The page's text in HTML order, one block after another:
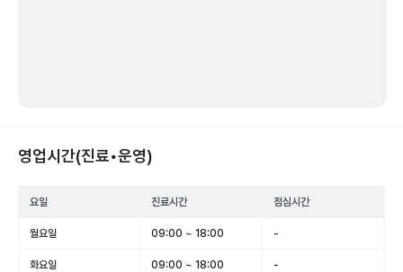
영업시간(진료•운영)
요일 진료시간 점심시간
월요일 09:00 ~ 18:00 -
화요일 09:00 ~ 18:00 -